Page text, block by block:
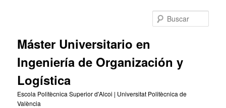
Máster Universitario en
Ingeniería de Organización y
Logística
Escola Politècnica Superior d'Alcoi | Universitat Politècnica de
València